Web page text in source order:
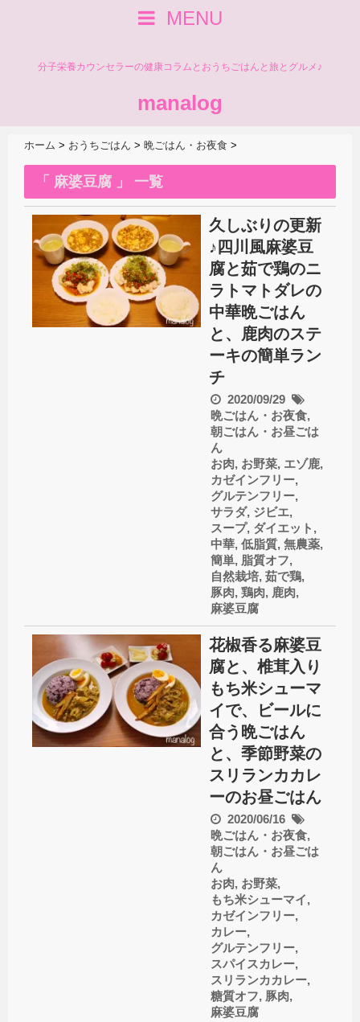
MENU
分子栄養カウンセラーの健康コラムとおうちごはんと旅とグルメ♪
manalog
ホーム > おうちごはん > 晩ごはん・お夜食 >
「 麻婆豆腐 」 一覧
久しぶりの更新
♪四川風麻婆豆
腐と茹で鶏のニ
ラトマトダレの
中華晩ごはん
と、鹿肉のステ
ーキの簡単ラン
チ
2020/09/29
晩ごはん・お夜食,
朝ごはん・お昼ごは
ん
お肉, お野菜, エゾ鹿,
カゼインフリー,
グルテンフリー,
サラダ, ジビエ,
スープ, ダイエット ,
中華, 低脂質, 無農薬,
簡単, 脂質オフ,
自然栽培, 茹で鶏,
豚肉, 鶏肉, 鹿肉,
麻婆豆腐
花椒香る麻婆豆
腐と、椎茸入り
もち米シューマ
イで、ビールに
合う晩ごはん
と、季節野菜の
スリランカカレ
ーのお昼ごはん
2020/06/16
晩ごはん・お夜食,
朝ごはん・お昼ごは
ん
お肉, お野菜,
もち米シューマイ,
カゼインフリー,
カレー,
グルテンフリー,
スパイスカレー,
スリランカカレー,
糖質オフ, 豚肉,
麻婆豆腐